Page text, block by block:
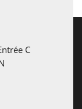
C